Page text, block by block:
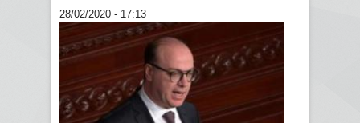
28/02/2020 - 17:13